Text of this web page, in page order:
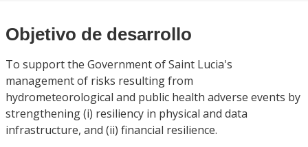
Objetivo de desarrollo
To support the Government of Saint Lucia's
management of risks resulting from
hydrometeorological and public health adverse events by
strengthening (i) resiliency in physical and data
infrastructure, and (ii) financial resilience.